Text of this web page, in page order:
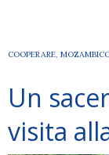
COOPERARE,
Un
visita